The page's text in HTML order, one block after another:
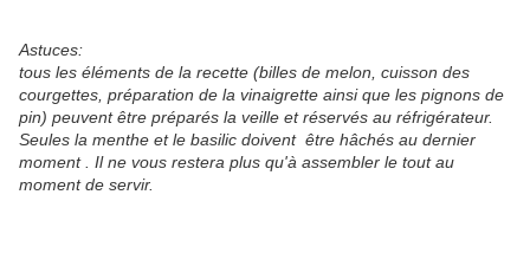
Astuces:
tous les éléments de la recette (billes de melon, cuisson des
courgettes, préparation de la vinaigrette ainsi que les pignons de
pin) peuvent être préparés la veille et réservés au réfrigérateur.
Seules la menthe et le basilic doivent être hâchés au dernier
moment . Il ne vous restera plus qu'à assembler le tout au
moment de servir.